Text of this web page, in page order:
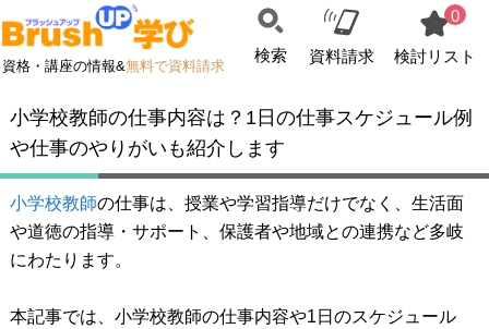
資格・講座の情報&無料で資料請求
検索 資料請求
0
検討リスト
小学校教師の仕事内容は？1日の仕事スケジュール例
や仕事のやりがいも紹介します
小学校教師の仕事は、授業や学習指導だけでなく、生活面
や道徳の指導・サポート、保護者や地域との連携など多岐
にわたります。
本記事では、小学校教師の仕事内容や1日のスケジュール